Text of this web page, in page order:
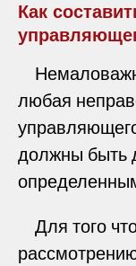
Как
любая
должны быть
Для того